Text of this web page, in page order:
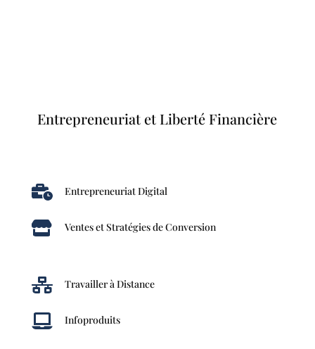
Entrepreneuriat et Liberté Financière
 Entrepreneuriat Digital
 Ventes et Stratégies de Conversion
 Travailler à Distance
 Infoproduits